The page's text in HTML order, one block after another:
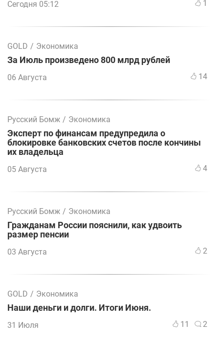
Сегодня 05:12 1
GOLD / Экономика
За Июль произведено 800 млрд рублей
06 Августа 14
Русский Бомж / Экономика
Эксперт по финансам предупредила о
блокировке банковских счетов после кончины
их владельца
05 Августа 4
Русский Бомж / Экономика
Гражданам России пояснили, как удвоить
размер пенсии
03 Августа 2
GOLD / Экономика
Наши деньги и долги. Итоги Июня.
31 Июля 11 2